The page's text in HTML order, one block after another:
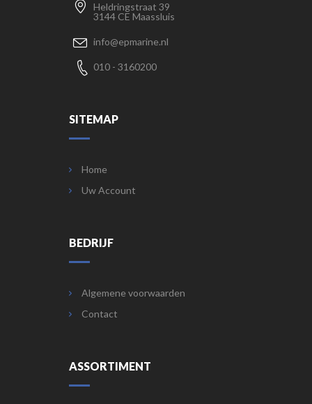
Heldringstraat 39
3144 CE Maassluis
info@epmarine.nl
010 - 3160200
SITEMAP
Home
Uw Account
BEDRIJF
Algemene voorwaarden
Contact
ASSORTIMENT